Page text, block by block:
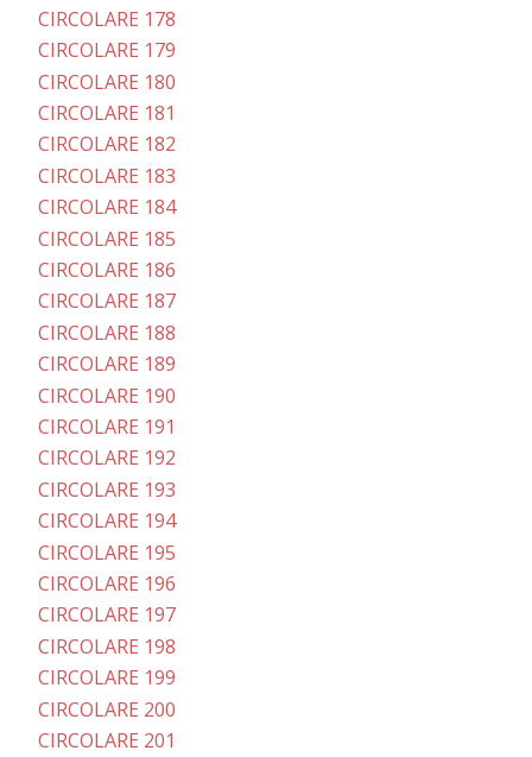
CIRCOLARE 178
CIRCOLARE 179
CIRCOLARE 180
CIRCOLARE 181
CIRCOLARE 182
CIRCOLARE 183
CIRCOLARE 184
CIRCOLARE 185
CIRCOLARE 186
CIRCOLARE 187
CIRCOLARE 188
CIRCOLARE 189
CIRCOLARE 190
CIRCOLARE 191
CIRCOLARE 192
CIRCOLARE 193
CIRCOLARE 194
CIRCOLARE 195
CIRCOLARE 196
CIRCOLARE 197
CIRCOLARE 198
CIRCOLARE 199
CIRCOLARE 200
CIRCOLARE 201